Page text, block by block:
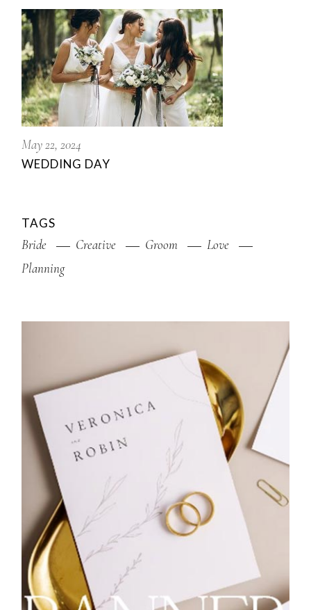
May 22, 2024
WEDDING DAY
TAGS
Bride Creative Groom
Love
Planning